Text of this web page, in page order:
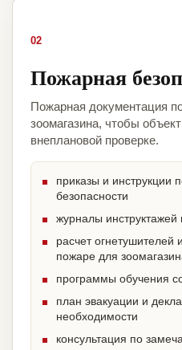
02
Пожарная
Пожарная документация
зоомагазина, чтобы
внеплановой проверке.
приказы и инструкции
безопасности
журналы инструктажей
расчет огнетушителей
пожаре для
программы обучения
план эвакуации и
необходимости
консультация по